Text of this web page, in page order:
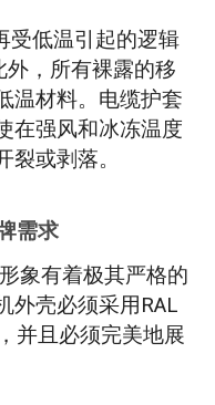
受低温引起的逻辑
外，所有裸露的移
温材料。电缆护套
在强风和冰冻温度
或剥落。
需求
象有着极其严格的
外壳必须采用RAL
并且必须完美地展